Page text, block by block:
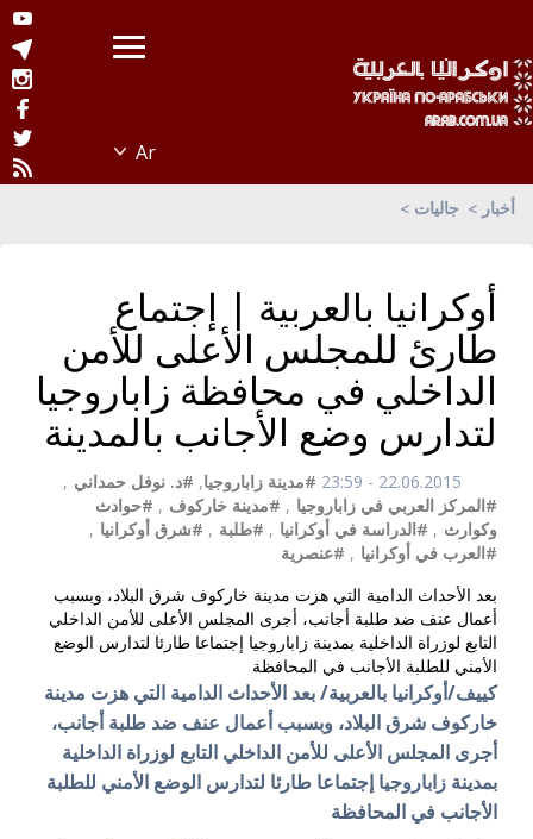
أخبار جاليات
أوكرانيا بالعربية | إجتماع
طارئ للمجلس الأعلى للأمن
الداخلي في محافظة زاباروجيا
لتدارس وضع الأجانب بالمدينة
22.06.2015 - 23:59 #مدينة زاباروجيا, #د. نوفل حمداني ,
#المركز العربي في زاباروجيا , #مدينة خاركوف , #حوادث
وكوارث , #الدراسة في أوكرانيا , #طلبة , #شرق أوكرانيا ,
#العرب في أوكرانيا , #عنصرية
بعد الأحداث الدامية التي هزت مدينة خاركوف شرق البلاد، وبسبب
أعمال عنف ضد طلبة أجانب، أجرى المجلس الأعلى للأمن الداخلي
التابع لوزراة الداخلية بمدينة زاباروجيا إجتماعا طارئا لتدارس الوضع
الأمني للطلبة الأجانب في المحافظة
كييف/أوكرانيا بالعربية/ بعد الأحداث الدامية التي هزت مدينة
خاركوف شرق البلاد، وبسبب أعمال عنف ضد طلبة أجانب،
أجرى المجلس الأعلى للأمن الداخلي التابع لوزراة الداخلية
بمدينة زاباروجيا إجتماعا طارئا لتدارس الوضع الأمني للطلبة
الأجانب في المحافظة